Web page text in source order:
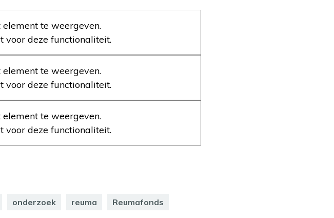
te weergeven.
voor deze functionaliteit.
te weergeven.
voor deze functionaliteit.
te weergeven.
voor deze functionaliteit.
onderzoek reuma Reumafonds